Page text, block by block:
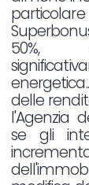
50%,
delle
l'Agenzia
se gli